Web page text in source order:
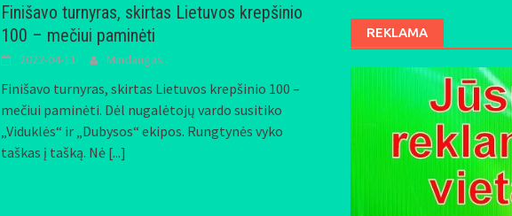
Finišavo turnyras, skirtas Lietuvos krepšinio
100 – mečiui paminėti
2022-04-11 Mindaugas
Finišavo turnyras, skirtas Lietuvos krepšinio 100 –
mečiui paminėti. Dėl nugalėtojų vardo susitiko
„Viduklės“ ir „Dubysos“ ekipos. Rungtynės vyko
taškas į tašką. Nė [...]
REKLAMA